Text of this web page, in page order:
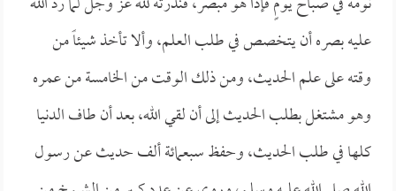
عليه بصره أن يتخصص في طلب العلم، وألا تأخذ شيئاً من
وقته على علم الحديث، ومن ذلك الوقت من الخامسة من عمره
وهو مشتغل بطلب الحديث إلى أن لقي الله، بعد أن طاف الدنيا
كلها في طلب الحديث، وحفظ سبعمائة ألف حديث عن رسول